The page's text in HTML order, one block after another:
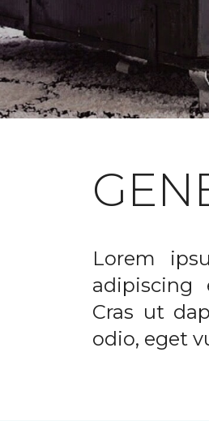
Lorem
adipiscing
Cras ut
odio, eget